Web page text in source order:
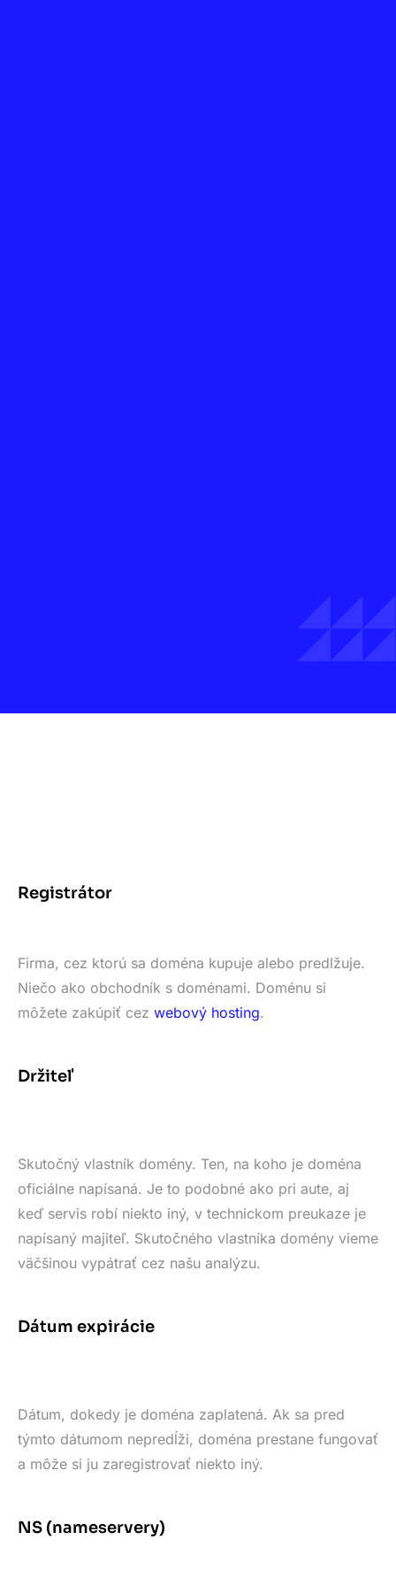
Registrátor
Firma, cez ktorú sa doména kupuje alebo predlžuje.
Niečo ako obchodník s doménami. Doménu si
môžete zakúpiť cez webový hosting.
Držiteľ
Skutočný vlastník domény. Ten, na koho je doména
oficiálne napísaná. Je to podobné ako pri aute, aj
keď servis robí niekto iný, v technickom preukaze je
napísaný majiteľ. Skutočného vlastníka domény vieme
väčšinou vypátrať cez našu analýzu.
Dátum expirácie
Dátum, dokedy je doména zaplatená. Ak sa pred
týmto dátumom nepredĺži, doména prestane fungovať
a môže si ju zaregistrovať niekto iný.
NS (nameservery)